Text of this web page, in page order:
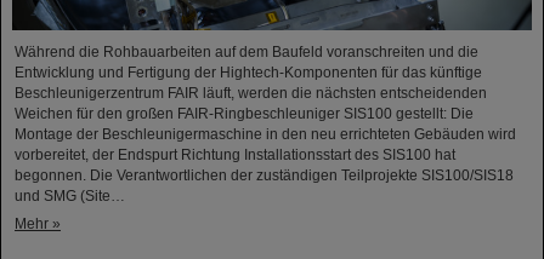
Während die Rohbauarbeiten auf dem Baufeld voranschreiten und die
Entwicklung und Fertigung der Hightech-Komponenten für das künftige
Beschleunigerzentrum FAIR läuft, werden die nächsten entscheidenden
Weichen für den großen FAIR-Ringbeschleuniger SIS100 gestellt: Die
Montage der Beschleunigermaschine in den neu errichteten Gebäuden wird
vorbereitet, der Endspurt Richtung Installationsstart des SIS100 hat
begonnen. Die Verantwortlichen der zuständigen Teilprojekte SIS100/SIS18
und SMG (Site…
Mehr »